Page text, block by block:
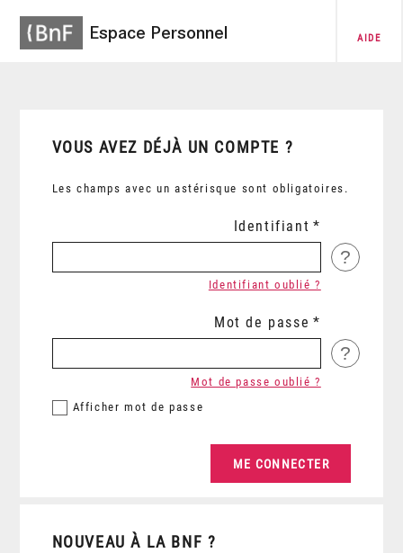
Espace Personnel AIDE
VOUS AVEZ DÉJÀ UN COMPTE ?
Les champs avec un astérisque sont obligatoires.
Identifiant
?
Identifiant oublié ?
Mot de passe
?
Afficher mot de passe
Mot de passe oublié ?
NOUVEAU À LA BNF ?